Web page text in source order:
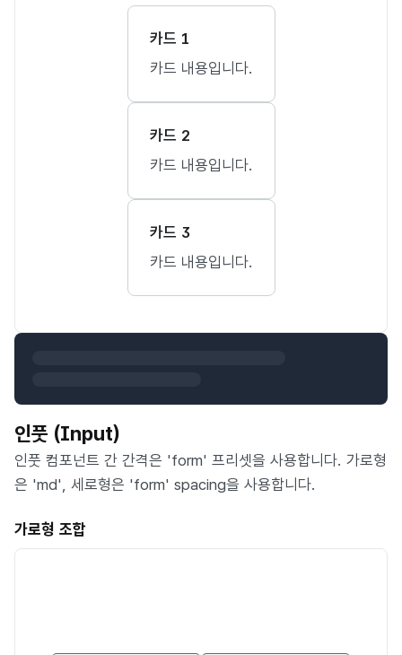
카드 1
카드 내용입니다.
카드 2
카드 내용입니다.
카드 3
카드 내용입니다.
인풋 (Input)
인풋 컴포넌트 간 간격은 'form' 프리셋을 사용합니다. 가로형
은 'md', 세로형은 'form' spacing을 사용합니다.
가로형 조합